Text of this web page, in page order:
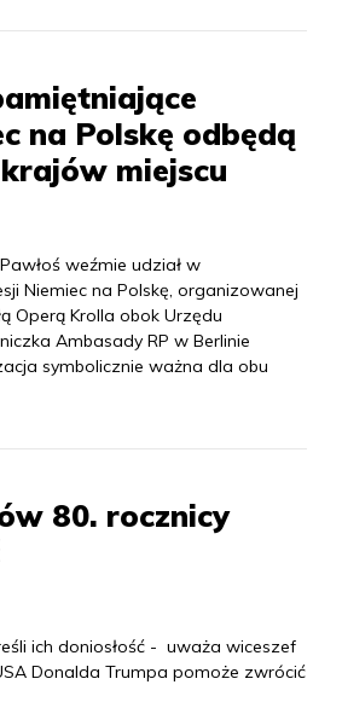
na Polskę odbędą
miejscu
weźmie udział w
Niemiec na Polskę, organizowanej
Operą Krolla obok Urzędu
Ambasady RP w Berlinie
symbolicznie ważna dla obu
80. rocznicy
ich doniosłość - uważa wiceszef
Donalda Trumpa pomoże zwrócić